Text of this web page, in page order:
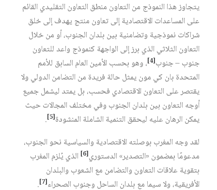
يتجاوز هذا النموذج من التعاون منطق التعاون التقليدي القائم
على المساعدات الاقتصادية إلى تعاون منتج يهدف إلى خلق
شراكات نموذجية وتضامنية بين بلدان الجنوب، أو من خلال
التعاون الثلاثي الذي برز إلى الواجهة كنموذج واعد للتعاون
جنوب – جنوب[4] ، وهو بحسب الأمين العام السابق للأمم
المتحدة بان كي مون يمثل حالة فريدة من التضامن الدولي ولا
يقتصر على التعاون الاقتصادي فحسب، بل يمتد ليشمل جميع
أوجه التعاون بين بلدان الجنوب وفي مختلف المجالات حيث
يمكن الرهان عليه ليحقق التنمية الشاملة المنشودة[5]
.
لقد وجه المغرب بوصلته الاقتصادية والسياسية نحو الجنوب،
مدعومًا بمضمون «التصدير» الدستوري[6]
الذي يُلزم المغرب
بتقوية علاقات التعاون والتضامن مع الشعوب والبلدان
الأفريقية، ولا سيما مع بلدان الساحل وجنوب الصحراء[7]
.